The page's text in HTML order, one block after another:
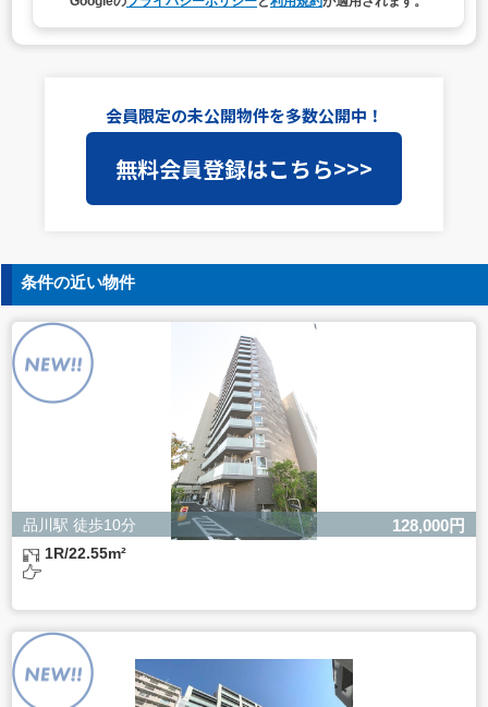
4. 個人情報取扱いの委託
当社は事業運営上、前項利用目的の範囲に限って個人情報
を外部に委託することがあります。この場合、個人情報保
護水準の高い委託先を選定し、個人情報の適正管理・機密
保持についての契約を交わし、適切な管理を実施させま
5. 個人情報の開示等の請求
ご本人様は、当社に対してご自身の個人情報の開示等（利
用目的の通知、開示、内容の訂正・追加・削除、利用の停
止または消去、第三者への提供の停止）に関して、下記の
当社問合わせ窓口に申し出ることができます。その際、当
社はお客様ご本人を確認させていただいたうえで、合理的
な間内に対応いたします。
【お問合せ窓口】
株式会社バレッグス 個人情報問合せ窓口
住所 東京都目黒区鷹番2-5-21
電話 03-3794-1115
お問合せメールアドレス privacy@balleggs.co.jp
受付時間：平日10：30～17：00 ※弊社公休日を除く
よるものです。
ただし、必要な項目をいただけない場合、適切な対応がで
きない場合があります。
会員限定の未公開物件を多数公開中！
無料会員登録はこちら>>>
条件の近い物件
品川駅 徒歩10分 128,000円
1R/22.55m²